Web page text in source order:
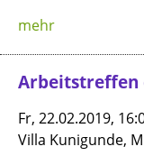
mehr
Arbeitstreffen
Fr, 22.02.2019,
Villa Kunigunde,